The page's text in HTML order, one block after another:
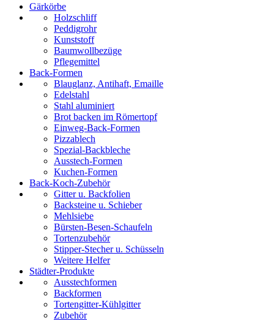
Gärkörbe
Holzschliff
Peddigrohr
Kunststoff
Baumwollbezüge
Pflegemittel
Back-Formen
Blauglanz, Antihaft, Emaille
Edelstahl
Stahl aluminiert
Brot backen im Römertopf
Einweg-Back-Formen
Pizzablech
Spezial-Backbleche
Ausstech-Formen
Kuchen-Formen
Back-Koch-Zubehör
Gitter u. Backfolien
Backsteine u. Schieber
Mehlsiebe
Bürsten-Besen-Schaufeln
Tortenzubehör
Stipper-Stecher u. Schüsseln
Weitere Helfer
Städter-Produkte
Ausstechformen
Backformen
Tortengitter-Kühlgitter
Zubehör